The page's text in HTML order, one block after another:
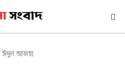
ঈদুল আজহা